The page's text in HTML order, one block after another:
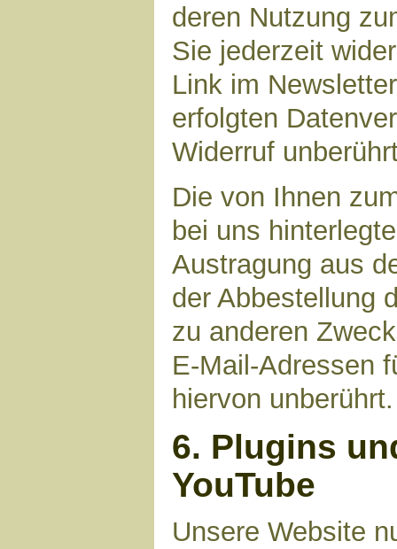
deren Nutzung
Sie jederzeit
Link im
erfolgten
Widerruf
Die von Ihnen
bei uns
Austragung aus
der Abbestellung
zu anderen
E-Mail-Adressen
hiervon unberührt.
6. Plugins
YouTube
Unsere Website